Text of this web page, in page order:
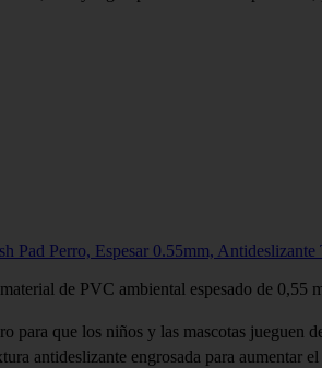
Pad Perro, Espesar 0.55mm,
de PVC ambiental espesado de 0,55
que los niños y las mascotas jueguen
antideslizante engrosada para aumentar